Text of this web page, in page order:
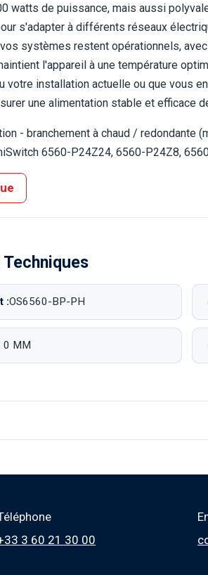
watts de puissance, mais aussi
s'adapter à différents réseaux
systèmes restent opérationnels,
l'appareil à une température
votre installation actuelle ou que vous
une alimentation stable et efficace
- branchement à chaud / redondante
6560-P24Z24, 6560-P24Z8,
:OS6560-BP-PH
0 MM
3 60 21 30 00